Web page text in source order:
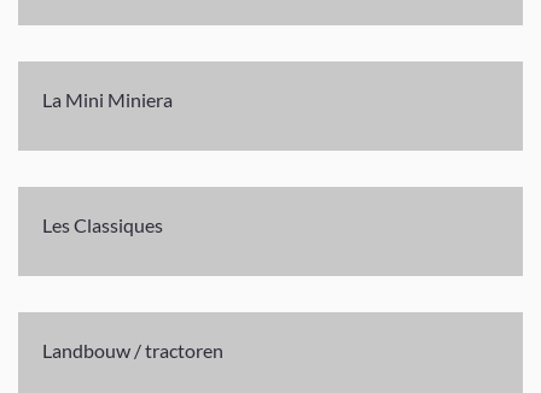
La Mini Miniera
Les Classiques
Landbouw / tractoren